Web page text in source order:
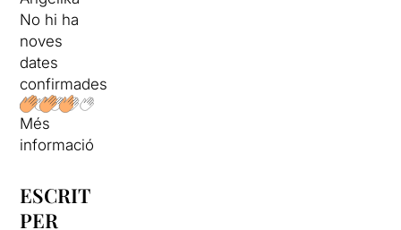
No hi ha
noves
dates
confirmades
Més
informació
ESCRIT
PER